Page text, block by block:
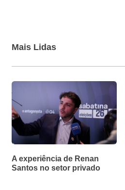
Mais Lidas
A experiência de Renan
Santos no setor privado